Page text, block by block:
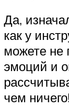
Да,
как у
можете не
эмоций и
чем